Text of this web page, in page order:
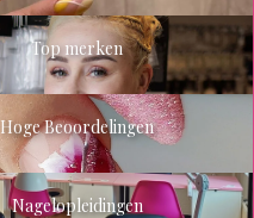
Top merken
Hoge Beoordelingen
Nagelopleidingen